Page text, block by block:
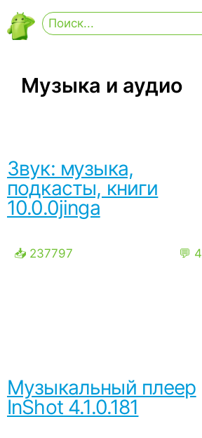
Музыка и аудио
Звук: музыка,
подкасты, книги
10.0.0jinga
📥 237797 💬 4
Музыкальный плеер
InShot 4.1.0.181